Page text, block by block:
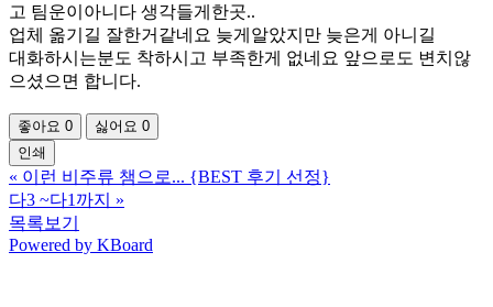
고 팀운이아니다 생각들게한곳..
업체 옮기길 잘한거같네요 늦게알았지만 늦은게 아니길
대화하시는분도 착하시고 부족한게 없네요 앞으로도 변치않
으셨으면 합니다.
좋아요 0 싫어요 0
인쇄
« 이런 비주류 챔으로... {BEST 후기 선정}
다3 ~다1까지
»
목록보기
Powered by KBoard